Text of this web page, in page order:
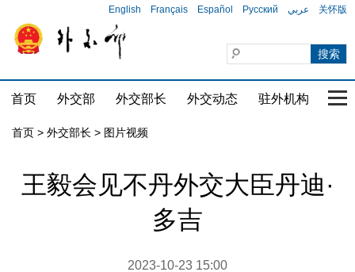
English Français Español Русский عربي 关怀版
首页 外交部 外交部长 外交动态 驻外机构 国
首页 > 外交部长 > 图片视频
王毅会见不丹外交大臣丹迪·
多吉
2023-10-23 15:00